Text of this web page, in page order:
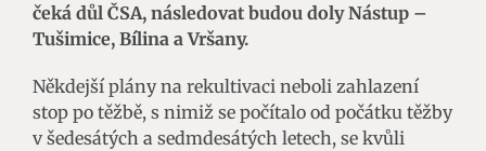
čeká důl ČSA, následovat budou doly Nástup –
Tušimice, Bílina a Vršany.
Někdejší plány na rekultivaci neboli zahlazení
stop po těžbě, s nimiž se počítalo od počátku těžby
v šedesátých a sedmdesátých letech, se kvůli